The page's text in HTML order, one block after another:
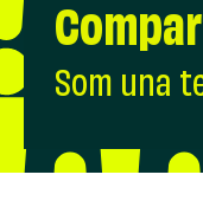
Som una